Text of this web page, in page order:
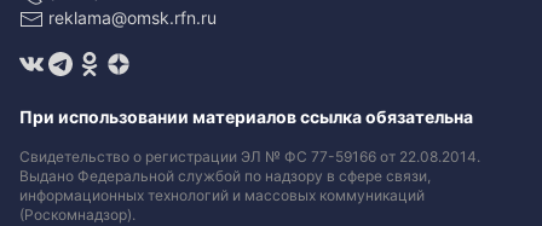
reklama@omsk.rfn.ru
При использовании материалов ссылка обязательна
Свидетельство о регистрации ЭЛ № ФС 77-59166 от 22.08.2014.
Выдано Федеральной службой по надзору в сфере связи,
информационных технологий и массовых коммуникаций
(Роскомнадзор).